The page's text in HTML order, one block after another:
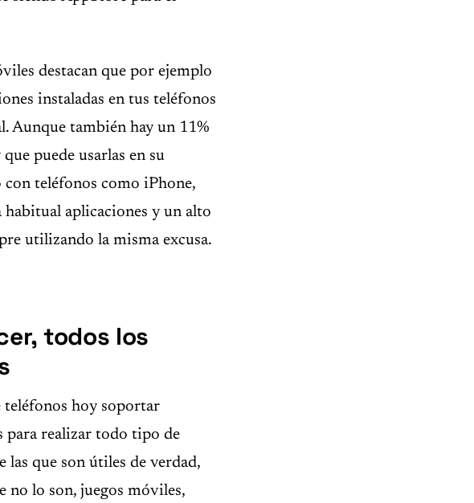
destacan que por ejemplo
instaladas en tus teléfonos
Aunque también hay un 11%
puede usarlas en su
teléfonos como iPhone,
aplicaciones y un alto
utilizando la misma excusa.
todos los
hoy soportar
para realizar todo tipo de
las que son útiles de verdad,
no lo son, juegos móviles,